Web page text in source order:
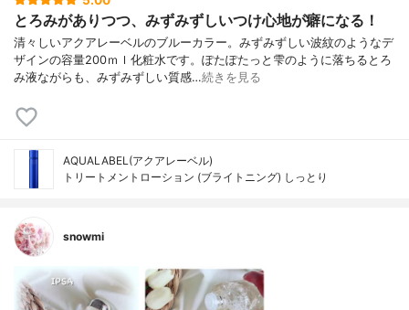
とろみがありつつ、みずみずしいつけ心地が癖になる！
清々しいアクアレーベルのブルーカラー。みずみずしい波紋のようなデ
ザインの容量200ｍｌ化粧水です。ぽたぽたっと雫のように落ちるとろ
み液ながらも、みずみずしい質感…続きを見る
AQUALABEL(アクアレーベル)
トリートメントローション (ブライトニング) しっとり
snowmi